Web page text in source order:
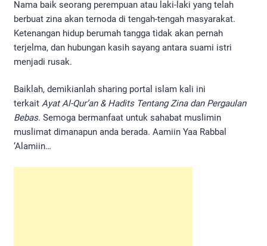
Nama baik seorang perempuan atau laki-laki yang telah
berbuat zina akan ternoda di tengah-tengah masyarakat.
Ketenangan hidup berumah tangga tidak akan pernah
terjelma, dan hubungan kasih sayang antara suami istri
menjadi rusak.
Baiklah, demikianlah sharing portal islam kali ini
terkait Ayat Al-Qur’an & Hadits Tentang Zina dan Pergaulan
Bebas. Semoga bermanfaat untuk sahabat muslimin
muslimat dimanapun anda berada. Aamiin Yaa Rabbal
‘Alamiin…